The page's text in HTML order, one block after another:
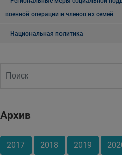
военной операции и членов их семей
Национальная политика
Архив
2017 2018 2019